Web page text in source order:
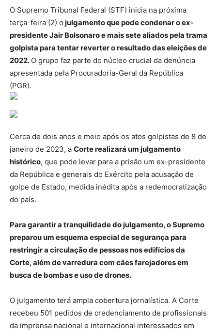
O Supremo Tribunal Federal (STF) inicia na próxima
terça-feira (2) o julgamento que pode condenar o ex-
presidente Jair Bolsonaro e mais sete aliados pela trama
golpista para tentar reverter o resultado das eleições de
2022. O grupo faz parte do núcleo crucial da denúncia
apresentada pela Procuradoria-Geral da República
(PGR).
Cerca de dois anos e meio após os atos golpistas de 8 de
janeiro de 2023, a Corte realizará um julgamento
histórico, que pode levar para a prisão um ex-presidente
da República e generais do Exército pela acusação de
golpe de Estado, medida inédita após a redemocratização
do país.
Para garantir a tranquilidade do julgamento, o Supremo
preparou um esquema especial de segurança para
restringir a circulação de pessoas nos edifícios da
Corte, além de varredura com cães farejadores em
busca de bombas e uso de drones.
O julgamento terá ampla cobertura jornalística. A Corte
recebeu 501 pedidos de credenciamento de profissionais
da imprensa nacional e internacional interessados em